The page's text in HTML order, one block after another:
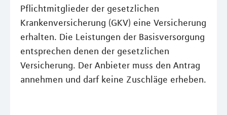
Pflichtmitglieder der gesetzlichen
Krankenversicherung (GKV) eine Versicherung
erhalten. Die Leistungen der Basisversorgung
entsprechen denen der gesetzlichen
Versicherung. Der Anbieter muss den Antrag
annehmen und darf keine Zuschläge erheben.